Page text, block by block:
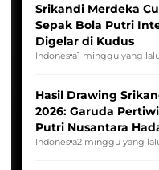
Srikandi Merdeka
Sepak Bola Putri
Digelar di Kudus
Indonesia1 minggu yang
Hasil Drawing
2026: Garuda
Putri Nusantara
Indonesia2 minggu yang